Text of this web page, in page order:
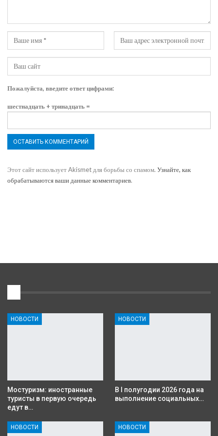
Пожалуйста, введите ответ цифрами:
шестнадцать + тринадцать =
Этот сайт использует Akismet для борьбы со спамом. Узнайте, как
обрабатываются ваши данные комментариев.
НОВОСТИ
Мостуризм: иностранные
туристы в первую очередь
едут в…
НОВОСТИ
В I полугодии 2026 года на
выполнение социальных…
НОВОСТИ НОВОСТИ